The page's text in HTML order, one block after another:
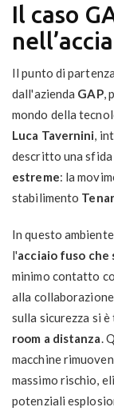
Il caso
Il punto di
dall'azienda GAP,
mondo della
Luca Tavernini,
descritto una
estreme: la
stabilimento
In questo
l'acciaio fuso che
minimo contatto
alla
sulla sicurezza si
room a distanza.
macchine
massimo rischio,
potenziali